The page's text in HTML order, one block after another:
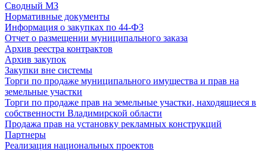
Сводный МЗ
Нормативные документы
Информация о закупках по 44-ФЗ
Отчет о размещении муниципального заказа
Архив реестра контрактов
Архив закупок
Закупки вне системы
Торги по продаже муниципального имущества и прав на
земельные участки
Торги по продаже прав на земельные участки, находящиеся в
собственности Владимирской области
Продажа прав на установку рекламных конструкций
Партнеры
Реализация национальных проектов